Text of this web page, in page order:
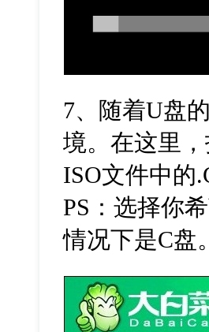
7、随着U盘
境。在这里
ISO文件中的
PS ：选择你
情况下是C盘。